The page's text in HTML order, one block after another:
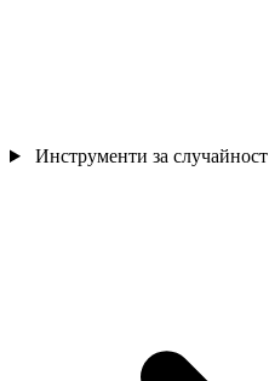
Инструменти за случайност